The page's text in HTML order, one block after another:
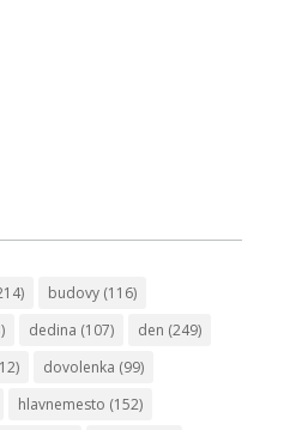
budovy(116)
dedina (107) den (249)
dovolenka (99)
hlavnemesto (152)